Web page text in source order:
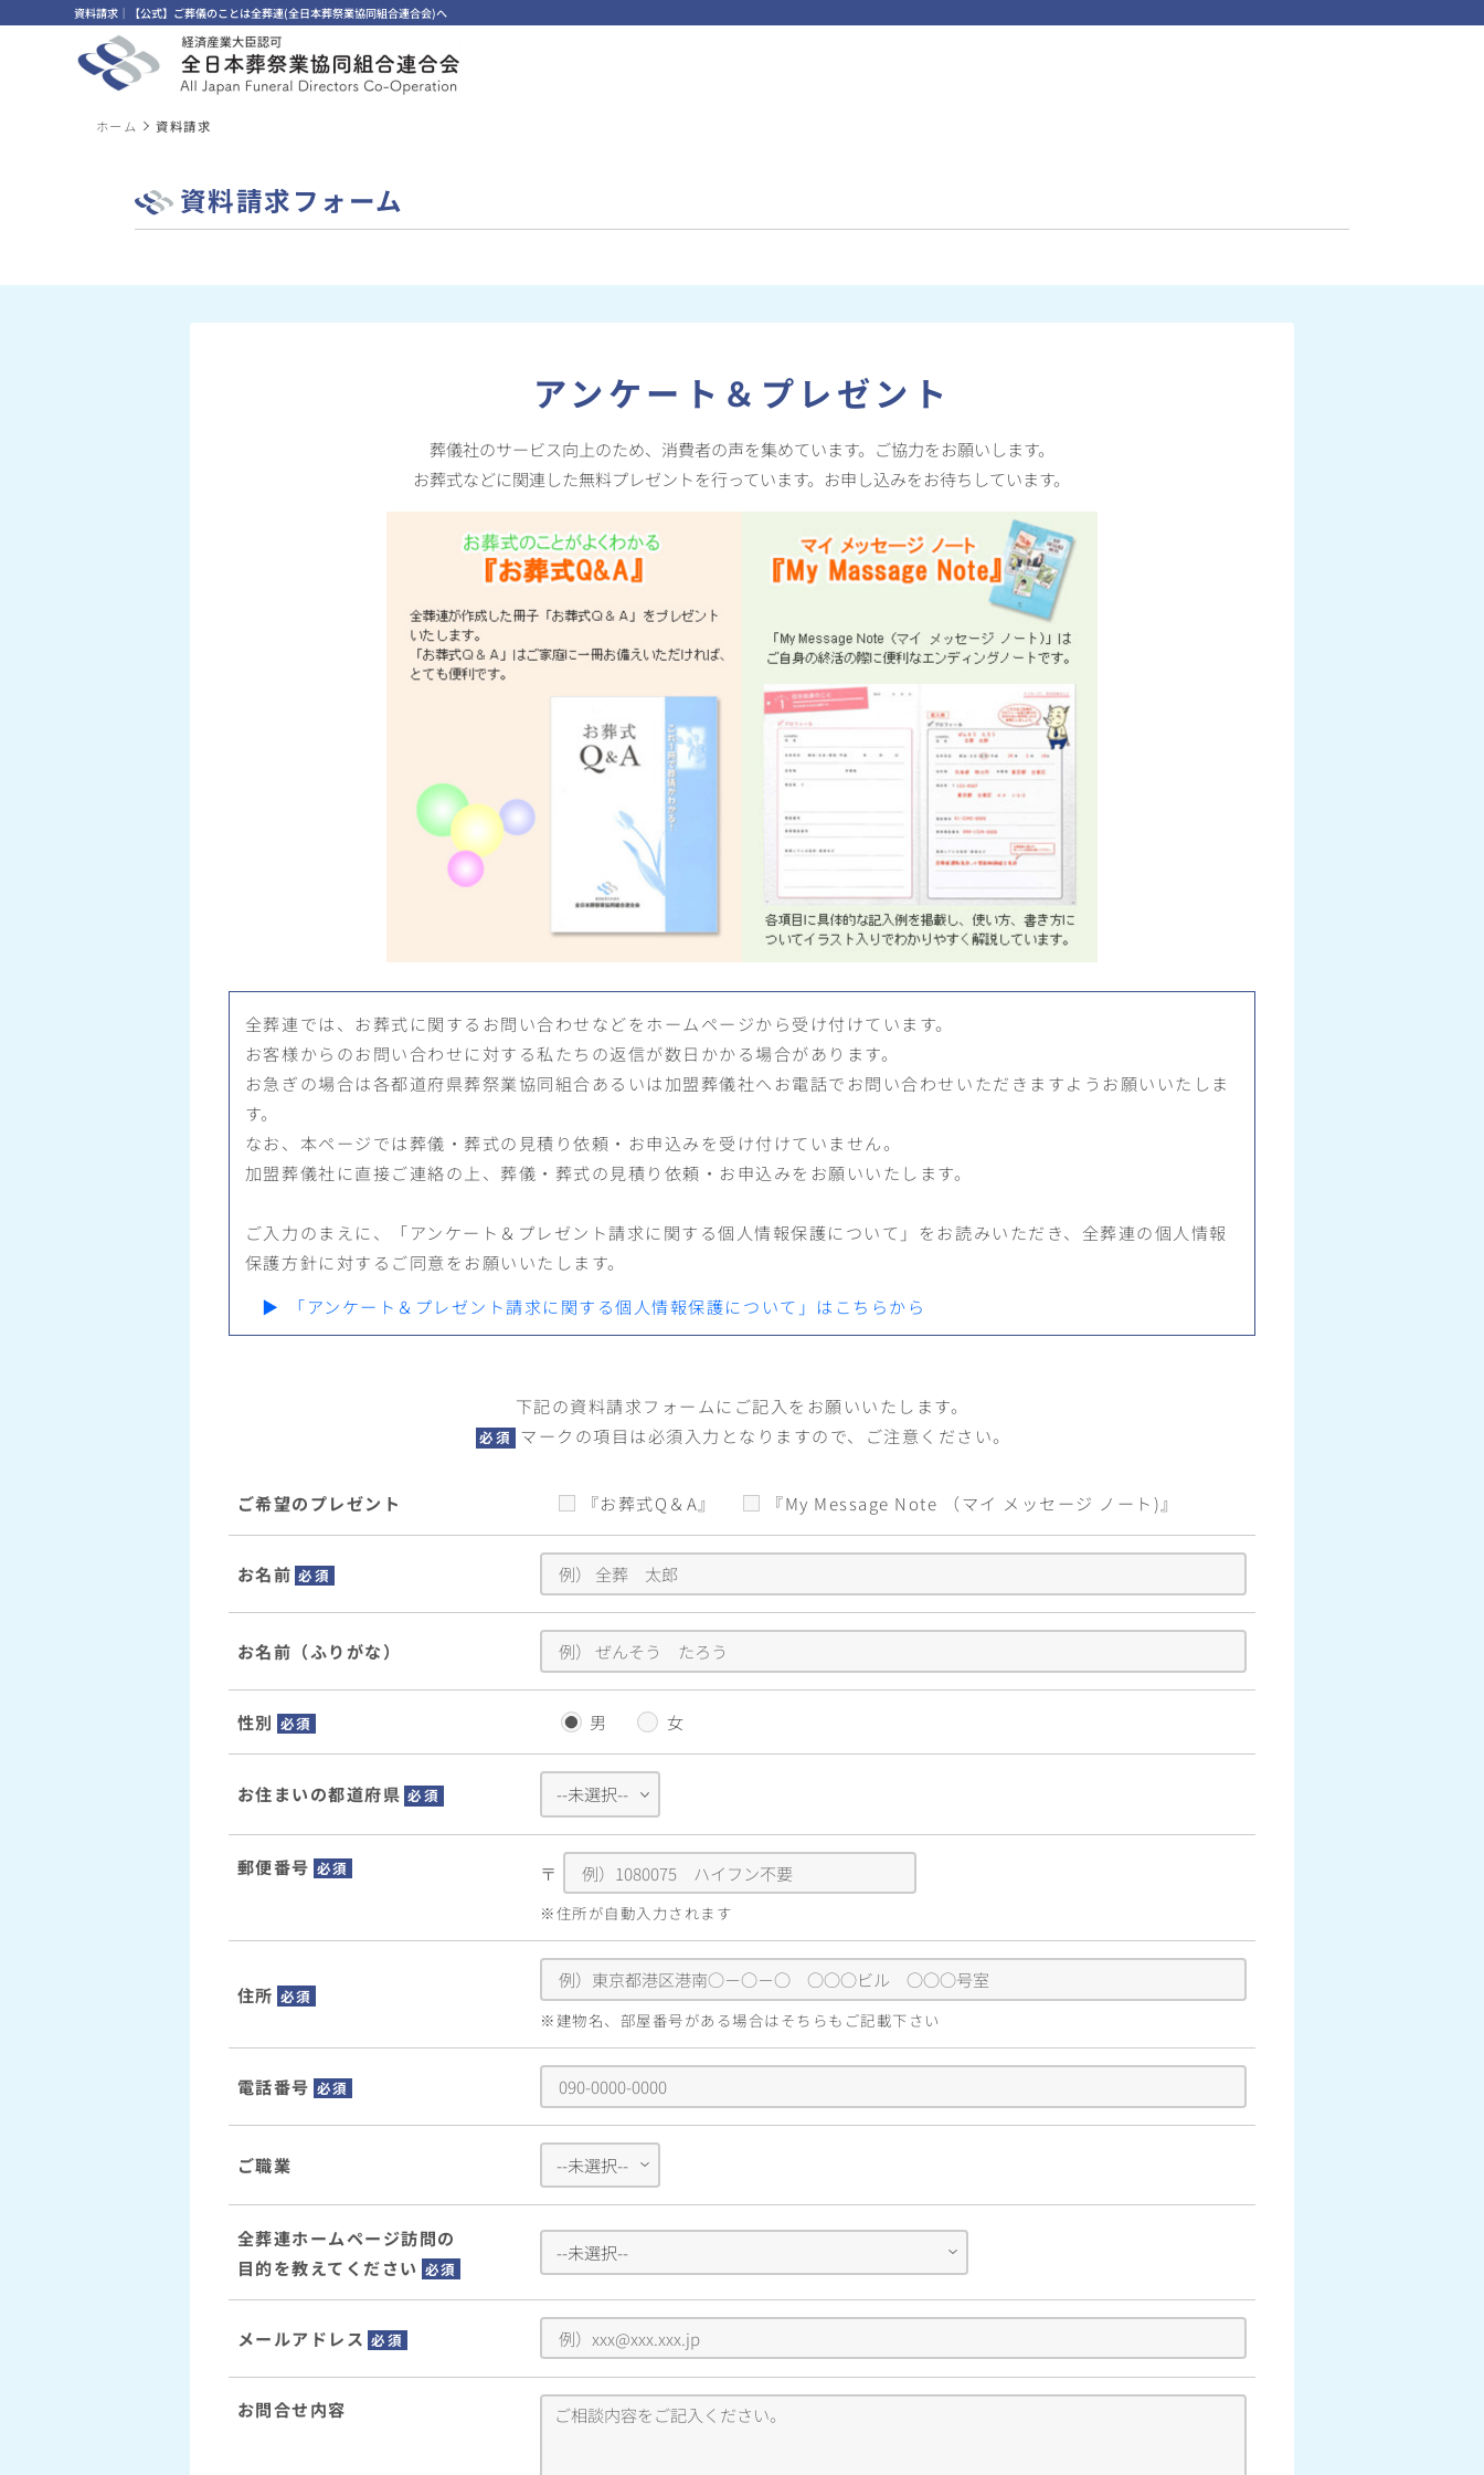
資料請求｜【公式】ご葬儀のことは全葬連(全日本葬祭業協同組合連合会)へ
ホーム 資料請求
資料請求フォーム
アンケート＆プレゼント
葬儀社のサービス向上のため、消費者の声を集めています。ご協力をお願いします。
お葬式などに関連した無料プレゼントを行っています。お申し込みをお待ちしています。
全葬連では、お葬式に関するお問い合わせなどをホームページから受け付けています。
お客様からのお問い合わせに対する私たちの返信が数日かかる場合があります。
お急ぎの場合は各都道府県葬祭業協同組合あるいは加盟葬儀社へお電話でお問い合わせいただきますようお願いいたしま
す。
なお、本ページでは葬儀・葬式の見積り依頼・お申込みを受け付けていません。
加盟葬儀社に直接ご連絡の上、葬儀・葬式の見積り依頼・お申込みをお願いいたします。
ご入力のまえに、「アンケート＆プレゼント請求に関する個人情報保護について」をお読みいただき、全葬連の個人情報
保護方針に対するご同意をお願いいたします。
▶
「アンケート＆プレゼント請求に関する個人情報保護について」はこちらから
下記の資料請求フォームに ご記入をお願いいたします。
必須 マークの項目は必須入力となりますので、ご注意ください。
ご希望のプレゼント 『お葬式Q＆A』 『My Message Note （マイ メッセージ ノート)』
お名前 必須
お名前（ふりがな）
性別 必須 男 女
お住まいの都道府県 必須
郵便番号 必須 〒
※住所が自動入力されます
住所 必須
※建物名、部屋番号がある場合はそちらもご記載下さい
電話番号 必須
ご職業
全葬連ホームページ訪問の
目的を教えてください 必須
メールアドレス 必須
お問合せ内容